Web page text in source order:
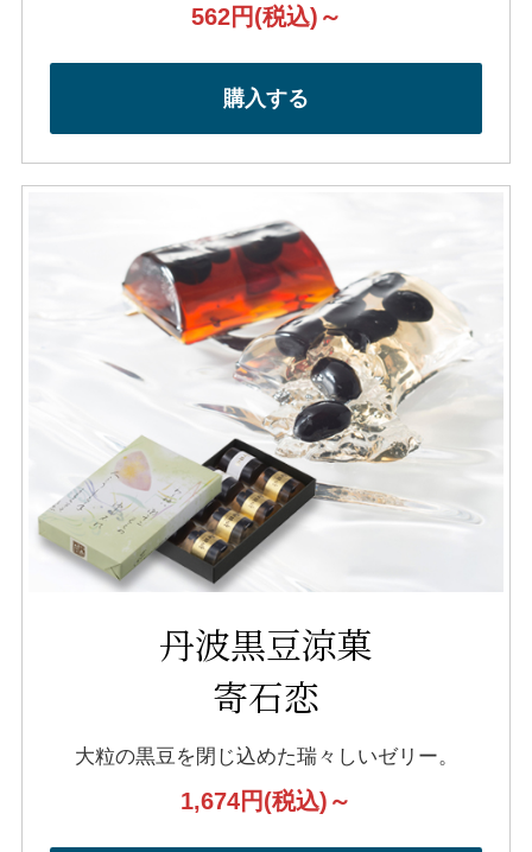
562円(税込)～
購入する
丹波黒豆涼菓
寄石恋
大粒の黒豆を閉じ込めた瑞々しいゼリー。
1,674円(税込)～